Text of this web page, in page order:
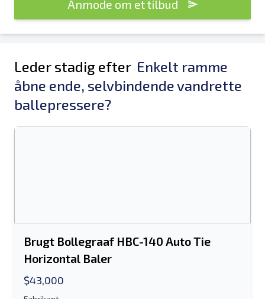
Anmode om et tilbud
Leder stadig efter Enkelt ramme
åbne ende, selvbindende vandrette
ballepressere?
Brugt Bollegraaf HBC-140 Auto Tie
Horizontal Baler
$43,000